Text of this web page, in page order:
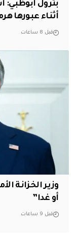
أثناء عبورها
قبل 8 ساعات
وزير الخزانة
أو غدا”
قبل 9 ساعات